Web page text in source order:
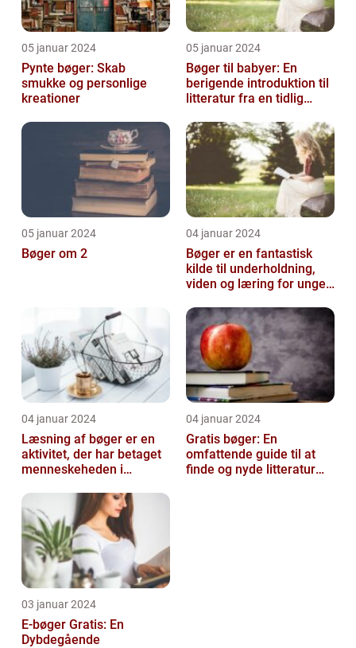
05 januar 2024
Pynte bøger: Skab
smukke og personlige
kreationer
05 januar 2024
Bøger til babyer: En
berigende introduktion til
litteratur fra en tidlig
05 januar 2024
Bøger om 2
04 januar 2024
Bøger er en fantastisk
kilde til underholdning,
viden og læring for unge
14 å...
04 januar 2024
Læsning af bøger er en
aktivitet, der har betaget
menneskeheden i
04 januar 2024
Gratis bøger: En
omfattende guide til at
finde og nyde litteratur
03 januar 2024
E-bøger Gratis: En
Dybdegående